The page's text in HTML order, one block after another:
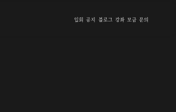
입회 공지 블로그 강좌 모금 문의